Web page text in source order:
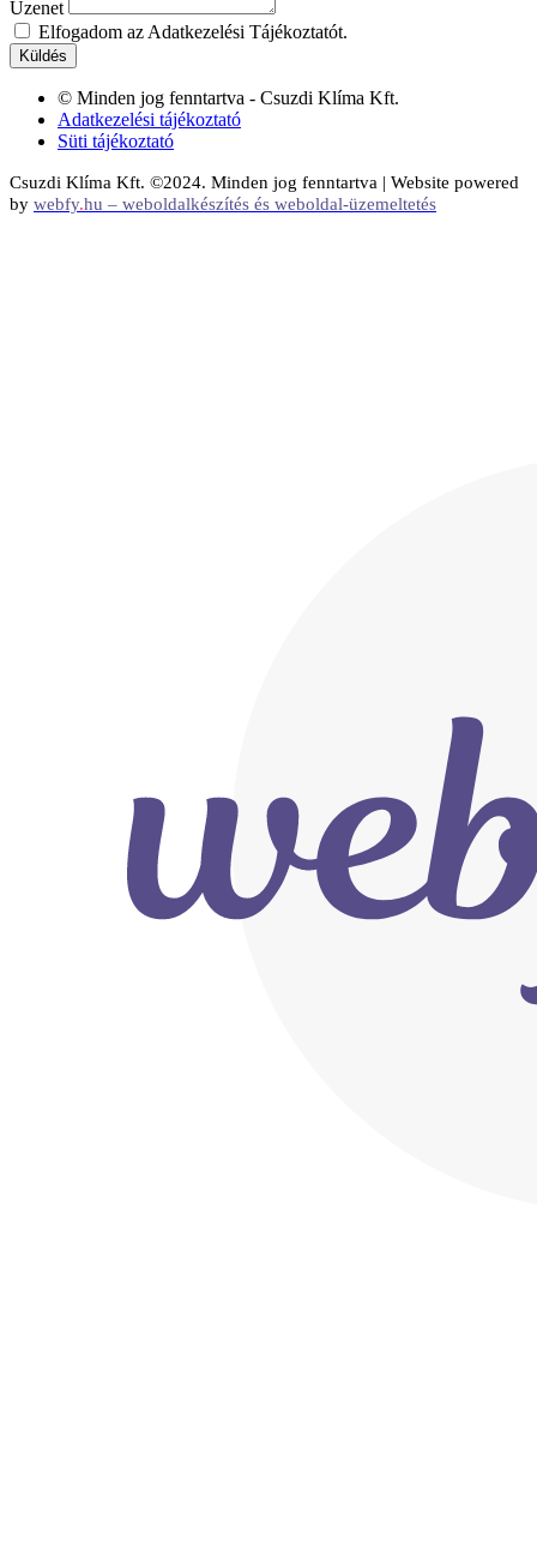
Üzenet
Elfogadom az Adatkezelési Tájékoztatót.
Küldés
© Minden jog fenntartva - Csuzdi Klíma Kft.
Adatkezelési tájékoztató
Süti tájékoztató
Csuzdi Klíma Kft. ©2024. Minden jog fenntartva | Website powered
by webfy.hu – weboldalkészítés és weboldal-üzemeltetés